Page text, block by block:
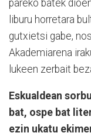
pareko batek
liburu horretara
gutxietsi gabe,
Akademiarena
lukeen zerbait
Eskualdean
bat, ospe bat
ezin ukatu